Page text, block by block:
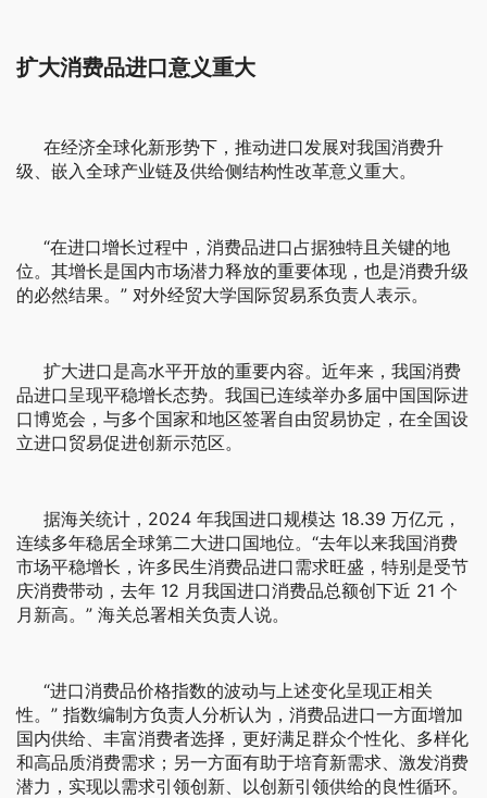
扩大消费品进口意义重大
在经济全球化新形势下，推动进口发展对我国消费升
级、嵌入全球产业链及供给侧结构性改革意义重大。
“在进口增长过程中，消费品进口占据独特且关键的地
位。其增长是国内市场潜力释放的重要体现，也是消费升级
的必然结果。” 对外经贸大学国际贸易系负责人表示。
扩大进口是高水平开放的重要内容。近年来，我国消费
品进口呈现平稳增长态势。我国已连续举办多届中国国际进
口博览会，与多个国家和地区签署自由贸易协定，在全国设
立进口贸易促进创新示范区。
据海关统计，2024 年我国进口规模达 18.39 万亿元，
连续多年稳居全球第二大进口国地位。“去年以来我国消费
市场平稳增长，许多民生消费品进口需求旺盛，特别是受节
庆消费带动，去年 12 月我国进口消费品总额创下近 21 个
月新高。” 海关总署相关负责人说。
“进口消费品价格指数的波动与上述变化呈现正相关
性。” 指数编制方负责人分析认为，消费品进口一方面增加
国内供给、丰富消费者选择，更好满足群众个性化、多样化
和高品质消费需求；另一方面有助于培育新需求、激发消费
潜力，实现以需求引领创新、以创新引领供给的良性循环。